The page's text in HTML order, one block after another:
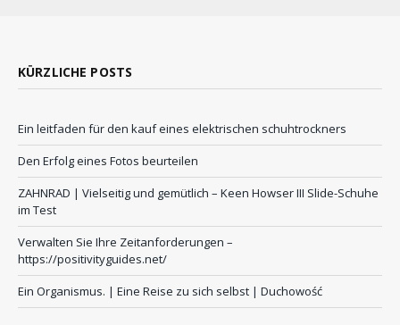
KÜRZLICHE POSTS
Ein leitfaden für den kauf eines elektrischen schuhtrockners
Den Erfolg eines Fotos beurteilen
ZAHNRAD ​​| Vielseitig und gemütlich – Keen Howser III Slide-Schuhe
im Test
Verwalten Sie Ihre Zeitanforderungen –
https://positivityguides.net/
Ein Organismus. | Eine Reise zu sich selbst | Duchowość